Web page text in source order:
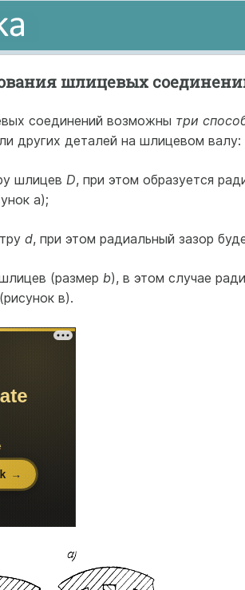
шлицевых
соединений возможны три
других деталей на шлицевом валу:
шлицев D, при этом образуется
а);
d, при этом радиальный зазор
(размер b), в этом случае
в).